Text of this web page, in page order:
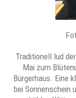
Traditionell lud
Mai zum
Bürgerhaus. Eine
bei Sonnenschein